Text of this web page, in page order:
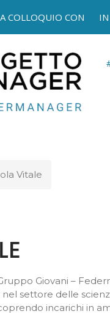
A COLLOQUIO CON
Vitale
Giovani –
settore delle
incarichi in